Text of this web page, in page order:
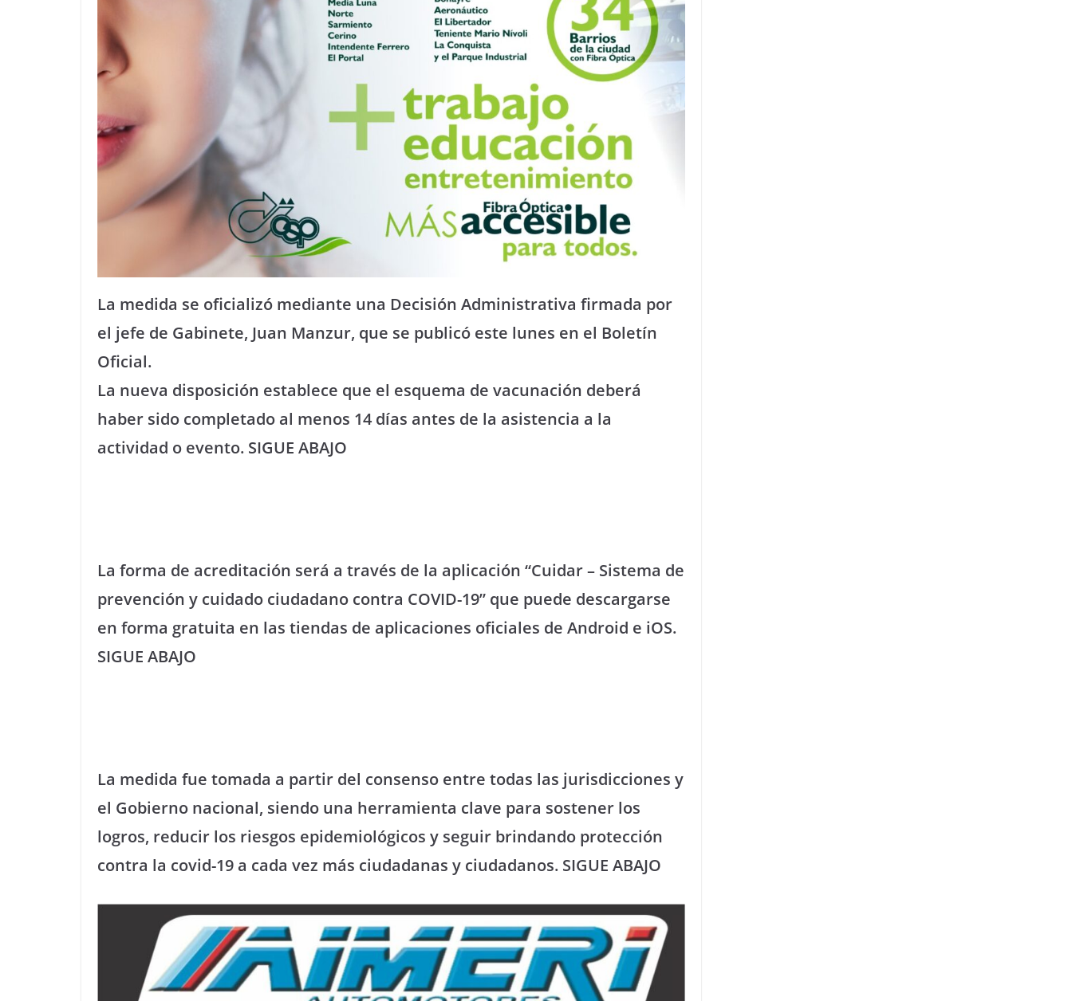
La medida se oficializó mediante una Decisión Administrativa firmada por
el jefe de Gabinete, Juan Manzur, que se publicó este lunes en el Boletín
Oficial.
La nueva disposición establece que el esquema de vacunación deberá
haber sido completado al menos 14 días antes de la asistencia a la
actividad o evento. SIGUE ABAJO
La forma de acreditación será a través de la aplicación “Cuidar – Sistema de
prevención y cuidado ciudadano contra COVID-19” que puede descargarse
en forma gratuita en las tiendas de aplicaciones oficiales de Android e iOS.
SIGUE ABAJO
La medida fue tomada a partir del consenso entre todas las jurisdicciones y
el Gobierno nacional, siendo una herramienta clave para sostener los
logros, reducir los riesgos epidemiológicos y seguir brindando protección
contra la covid-19 a cada vez más ciudadanas y ciudadanos. SIGUE ABAJO